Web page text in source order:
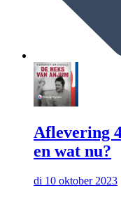
Aflevering
en wat nu?
di 10 oktober 2023